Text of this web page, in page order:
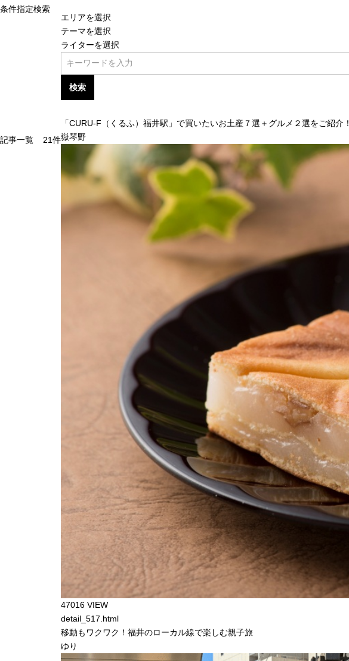
条件指定検索
エリアを選択
テーマを選択
ライターを選択
検索
記事一覧 21件
「CURU-F（くるふ）福井駅」で買いたいお土産７選＋グルメ２選をご紹介！
嶽琴野
47016 VIEW
detail_517.html
移動もワクワク！福井のローカル線で楽しむ親子旅
ゆり